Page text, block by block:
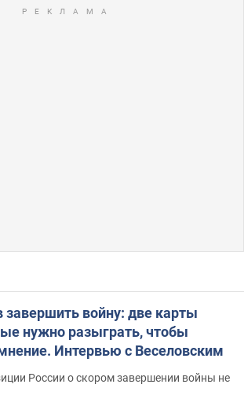
завершить войну: две карты
нужно разыграть, чтобы
Интервью с Веселовским
России о скором завершении войны не